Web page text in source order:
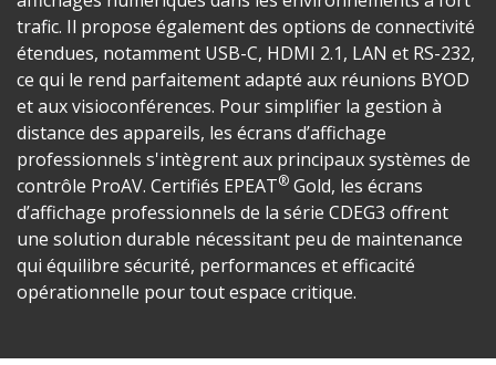
trafic. Il propose également des options de connectivité
étendues, notamment USB-C, HDMI 2.1, LAN et RS-232,
ce qui le rend parfaitement adapté aux réunions BYOD
et aux visioconférences. Pour simplifier la gestion à
distance des appareils, les écrans d’affichage
professionnels s'intègrent aux principaux systèmes de
contrôle ProAV. Certifiés EPEAT® Gold, les écrans
d’affichage professionnels de la série CDEG3 offrent
une solution durable nécessitant peu de maintenance
qui équilibre sécurité, performances et efficacité
opérationnelle pour tout espace critique.